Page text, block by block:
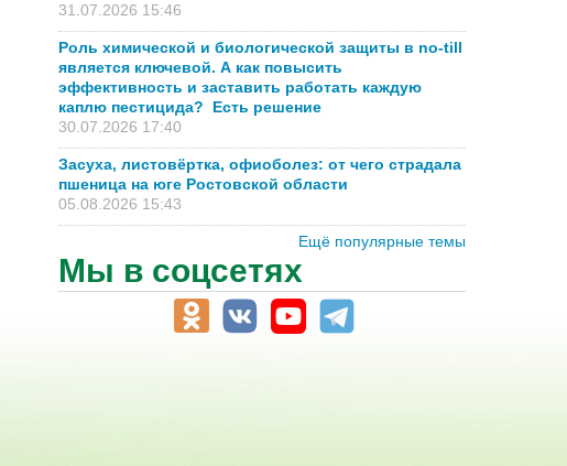
31.07.2026 15:46
Роль химической и биологической защиты в no-till
является ключевой. А как повысить
эффективность и заставить работать каждую
каплю пестицида? Есть решение
30.07.2026 17:40
Засуха, листовёртка, офиоболез: от чего страдала
пшеница на юге Ростовской области
05.08.2026 15:43
Ещё популярные темы
Мы в соцсетях